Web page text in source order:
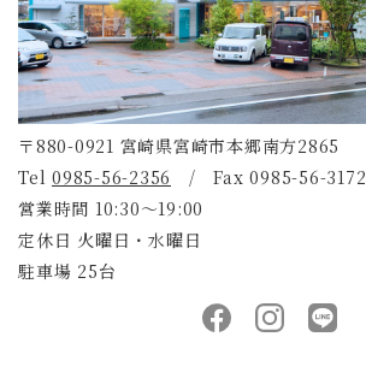
〒880-0921 宮崎県宮崎市本郷南方2865
Tel 0985-56-2356 / Fax 0985-56-3172
営業時間 10:30～19:00
定休日 火曜日・水曜日
駐車場 25台